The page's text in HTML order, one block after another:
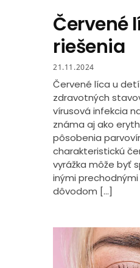
Červené
riešenia
21.11.2024
Červené líca u
zdravotných
vírusová infekcia
známa aj ako
pôsobenia
charakteristickú
vyrážka môže byť
inými
dôvodom […]